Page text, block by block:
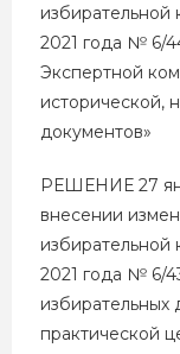
избирательной
2021 года № 6/
Экспертной
исторической,
документов»
РЕШЕНИЕ 27
внесении
избирательной
2021 года № 6/
практической